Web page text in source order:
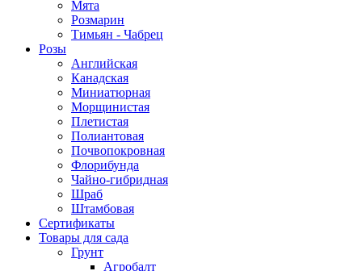
Мята
Розмарин
Тимьян - Чабрец
Розы
Английская
Канадская
Миниатюрная
Морщинистая
Плетистая
Полиантовая
Почвопокровная
Флорибунда
Чайно-гибридная
Шраб
Штамбовая
Сертификаты
Товары для сада
Грунт
Агробалт